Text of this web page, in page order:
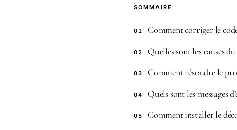
SOMMAIRE
01 Comment corriger le
02 Quelles sont les causes
03 Comment résoudre le
04 Quels sont les messages
05 Comment installer le